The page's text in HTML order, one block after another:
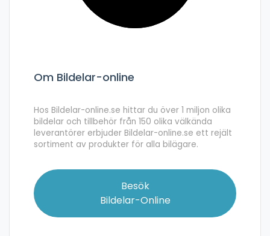
Om Bildelar-online
Hos Bildelar-online.se hittar du över 1 miljon olika
bildelar och tillbehör från 150 olika välkända
leverantörer erbjuder Bildelar-online.se ett rejält
sortiment av produkter för alla bilägare.
Besök
Bildelar-Online